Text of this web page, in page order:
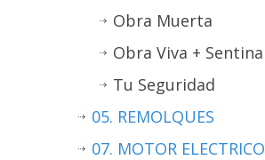
Obra Muerta
Obra Viva + Sentina
Tu Seguridad
05. REMOLQUES
07. MOTOR ELECTRICO